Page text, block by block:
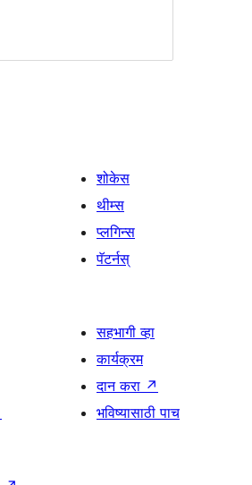
शोकेस
थीम्स
प्लगिन्स
पॅटर्नस्
सहभागी व्हा
कार्यक्रम
दान करा ↗
भविष्यासाठी पाच